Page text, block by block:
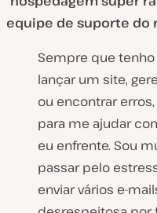
equipe de suporte do
Sempre que
lançar um site,
ou encontrar
para me ajudar
eu enfrente. Sou
passar pelo
enviar vários e-